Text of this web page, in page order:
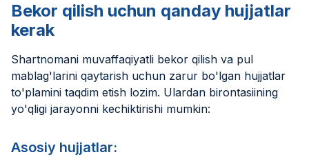
Bekor qilish uchun qanday hujjatlar
kerak
Shartnomani muvaffaqiyatli bekor qilish va pul
mablag'larini qaytarish uchun zarur bo'lgan hujjatlar
to'plamini taqdim etish lozim. Ulardan birontasiining
yo'qligi jarayonni kechiktirishi mumkin:
Asosiy hujjatlar: